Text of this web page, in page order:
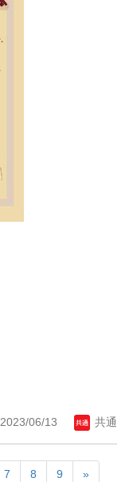
2023/06/13 共通
7 8 9 »